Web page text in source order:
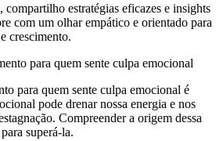
estratégias eficazes e insights
com um olhar empático e orientado para
crescimento.
para quem sente culpa emocional
para quem sente culpa emocional é
pode drenar nossa energia e nos
Compreender a origem dessa
superá-la.